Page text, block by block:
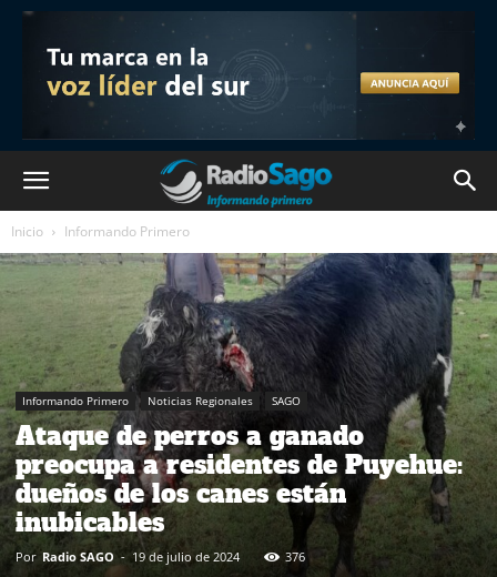
Inicio Informando Primero
Informando Primero Noticias Regionales SAGO
Ataque de perros a ganado
preocupa a residentes de Puyehue:
dueños de los canes están
inubicables
Por Radio SAGO - 19 de julio de 2024 376